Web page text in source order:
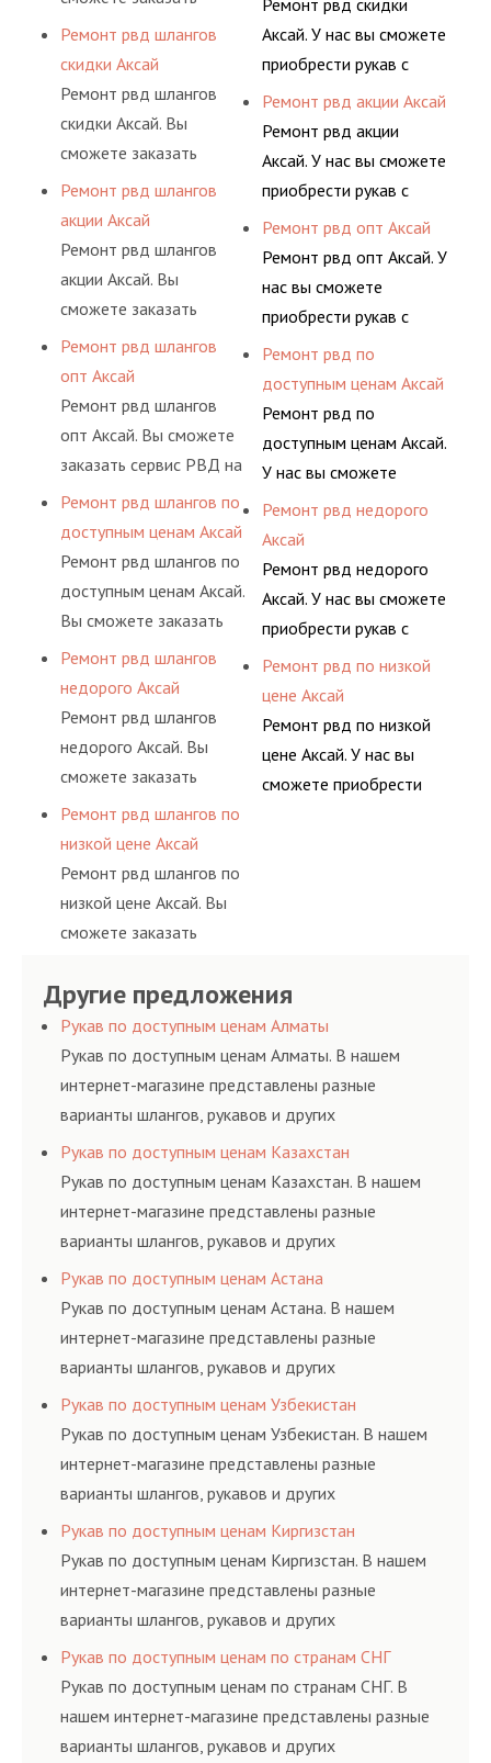
предприятия.
сервис РВД на разовой
основе либо на
условиях
долговременного
комплексного
гидросистем Вашего
предприятия.
Ремонт рвд шлангов
скидки Аксай
Ремонт рвд шлангов
скидки Аксай. Вы
сможете заказать
сервис РВД на разовой
основе либо на
условиях
долговременного
комплексного
гидросистем Вашего
Ремонт рвд шлангов
акции Аксай
Ремонт рвд шлангов
акции Аксай. Вы
сможете заказать
сервис РВД на разовой
основе либо на
условиях
долговременного
комплексного
гидросистем Вашего
предприятия.
Ремонт рвд шлангов
опт Аксай
Ремонт рвд шлангов
опт Аксай. Вы сможете
заказать сервис РВД на
разовой основе либо на
условиях
долговременного
комплексного
обслуживания
предприятия.
Ремонт рвд шлангов по
доступным ценам Аксай
Ремонт рвд шлангов по
доступным ценам Аксай.
Вы сможете заказать
сервис РВД на разовой
основе либо на
условиях
долговременного
комплексного
гидросистем Вашего
предприятия.
Ремонт рвд шлангов
недорого Аксай
Ремонт рвд шлангов
недорого Аксай. Вы
сможете заказать
сервис РВД на разовой
основе либо на
условиях
долговременного
комплексного
предприятия.
Ремонт рвд шлангов по
низкой цене Аксай
Ремонт рвд шлангов по
низкой цене Аксай. Вы
сможете заказать
основе либо на
условиях
долговременного
комплексного
обслуживания
ными спецами, которые
сложную задачу.
предлагает ремонт
шлангов высокого
шлангов производится
высококвалифицирован
помогут решить любую
сложную задачу.
Ремонт рвд скидки
Аксай. У нас вы сможете
приобрести рукав с
разными фитингами и
комплектующими,
АДЫМ Инжиниринг
предлагает ремонт
давления. Ремонт
шлангов производится
ными спецами, которые
помогут решить любую
сложную задачу.
Ремонт рвд акции Аксай
Ремонт рвд акции
Аксай. У нас вы сможете
приобрести рукав с
разными фитингами и
комплектующими,
АДЫМ Инжиниринг
предлагает ремонт
давления. Ремонт
шлангов производится
высококвалифицирован
ными спецами, которые
сложную задачу.
Ремонт рвд опт Аксай
Ремонт рвд опт Аксай. У
нас вы сможете
приобрести рукав с
разными фитингами и
комплектующими,
АДЫМ Инжиниринг
предлагает ремонт
шлангов высокого
шлангов производится
ными спецами, которые
сложную задачу.
Ремонт рвд по
доступным ценам Аксай
Ремонт рвд по
доступным ценам Аксай.
У нас вы сможете
приобрести рукав с
разными фитингами и
комплектующими,
АДЫМ Инжиниринг
предлагает ремонт
давления. Ремонт
шлангов производится
высококвалифицирован
ными спецами, которые
помогут решить любую
Ремонт рвд недорого
Аксай
Ремонт рвд недорого
Аксай. У нас вы сможете
приобрести рукав с
разными фитингами и
комплектующими,
АДЫМ Инжиниринг
предлагает ремонт
шлангов высокого
Ремонт рвд по низкой
цене Аксай
Ремонт рвд по низкой
цене Аксай. У нас вы
сможете приобрести
давления. Ремонт
шлангов производится
высококвалифицирован
ными спецами, которые
помогут решить любую
Другие предложения
Рукав по доступным ценам Алматы
Рукав по доступным ценам Алматы. В нашем
интернет-магазине представлены разные
варианты шлангов, рукавов и других
резинотехнических изделий, соответствующих
ГОСТам, техническим условиям и нормативам.
Рукав по доступным ценам Казахстан
Рукав по доступным ценам Казахстан. В нашем
интернет-магазине представлены разные
варианты шлангов, рукавов и других
резинотехнических изделий, соответствующих
ГОСТам, техническим условиям и нормативам.
Рукав по доступным ценам Астана
Рукав по доступным ценам Астана. В нашем
интернет-магазине представлены разные
варианты шлангов, рукавов и других
резинотехнических изделий, соответствующих
ГОСТам, техническим условиям и нормативам.
Рукав по доступным ценам Узбекистан
Рукав по доступным ценам Узбекистан. В нашем
интернет-магазине представлены разные
варианты шлангов, рукавов и других
резинотехнических изделий, соответствующих
ГОСТам, техническим условиям и нормативам.
Рукав по доступным ценам Киргизстан
Рукав по доступным ценам Киргизстан. В нашем
интернет-магазине представлены разные
варианты шлангов, рукавов и других
резинотехнических изделий, соответствующих
ГОСТам, техническим условиям и нормативам.
Рукав по доступным ценам по странам СНГ
Рукав по доступным ценам по странам СНГ. В
нашем интернет-магазине представлены разные
варианты шлангов, рукавов и других